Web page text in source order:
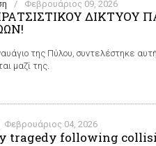
/ Φεβρουάριος 09, 2026
ΔΙΚΤΥΟΥ
της Πύλου, συντελέστηκε
μαζί της.
Φεβρουάριος 04, 2026
tragedy following